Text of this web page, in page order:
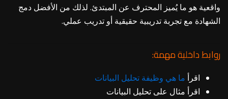
واقعية هو ما يُميز المحترف عن المبتدئ. لذلك من الأفضل دمج
الشهادة مع تجربة تدريبية حقيقية أو تدريب عملي.
روابط داخلية مهمة:
اقرأ ما هي وظيفة تحليل البيانات
اقرأ مثال على تحليل البيانات